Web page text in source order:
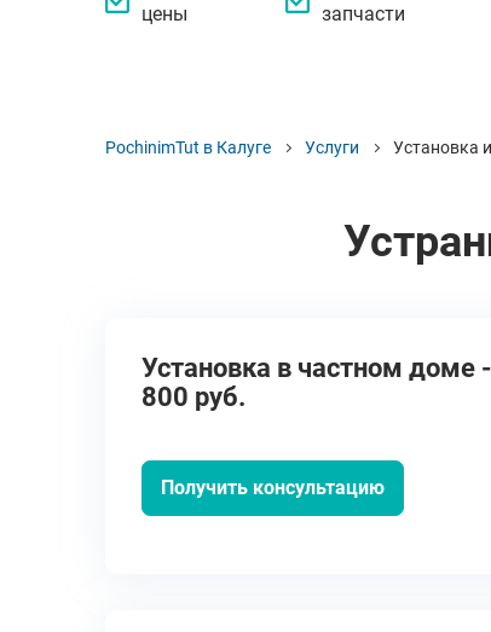
цены
запчасти
PochinimTut в Калуге Услуги Установка
Установка в частном доме
800 руб.
Получить консультацию